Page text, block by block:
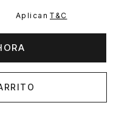
Aplican T&C